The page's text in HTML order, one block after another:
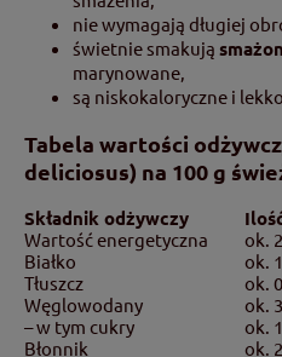
nie wymagają długiej
świetnie smakują
marynowane,
są niskokaloryczne i
Tabela wartości
deliciosus) na 100 g
Składnik odżywczy
Wartość energetyczna
ok.
Białko
ok.
Tłuszcz
ok.
Węglowodany
ok.
– w tym cukry
ok.
Błonnik
ok.